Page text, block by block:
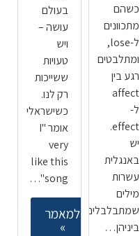
כשהם
מתכוונים
ל-lose,
ומתלבטים
רגע בין
affect
ל-
effect.
יש
באנגלית
עשרות
מילים
שמתבלבלים
ביניהן…
בעולם
עושה –
ויש
טעויות
ששייכות
רק לנו.
כשישראלי
אומר "I
very
like this
song"…
למאמר
»